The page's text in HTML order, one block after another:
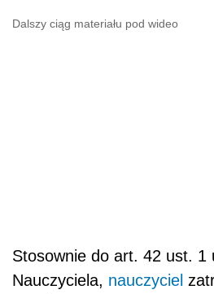
Dalszy ciąg materiału pod wideo
Stosownie do art. 42 ust. 1
Nauczyciela, nauczyciel